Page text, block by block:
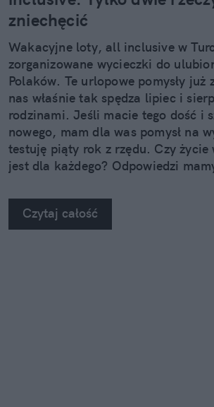
zniechęcić
Wakacyjne loty, all inclusive w
zorganizowane wycieczki do
Polaków. Te urlopowe pomysły już
nas właśnie tak spędza lipiec i
rodzinami. Jeśli macie tego dość i
nowego, mam dla was pomysł na
testuję piąty rok z rzędu. Czy życie
jest dla każdego? Odpowiedzi
Czytaj całość